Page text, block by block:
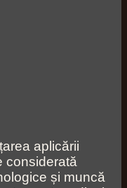
aplicării
considerată
și muncă